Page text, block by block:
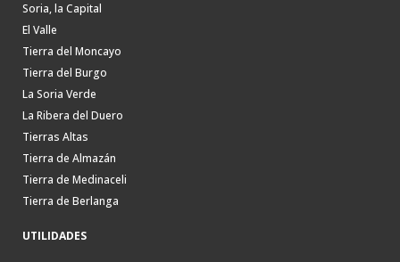
Soria, la Capital
El Valle
Tierra del Moncayo
Tierra del Burgo
La Soria Verde
La Ribera del Duero
Tierras Altas
Tierra de Almazán
Tierra de Medinaceli
Tierra de Berlanga
UTILIDADES